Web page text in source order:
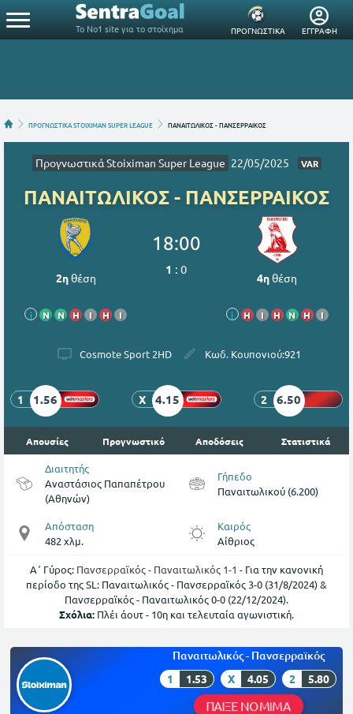
Το Νο1 site για το στοίχημα ΠΡΟΓΝΩΣΤΙΚΑ ΕΓΓΡΑΦΗ
ΠΡΟΓΝΩΣΤΙΚΑ STOIXIMAN SUPER LEAGUE ΠΑΝΑΙΤΩΛΙΚΟΣ - ΠΑΝΣΕΡΡΑΙΚΟΣ
Προγνωστικά Stoiximan Super League 22/05/2025 VAR
ΠΑΝΑΙΤΩΛΙΚΟΣ - ΠΑΝΣΕΡΡΑΙΚΟΣ
2ηθέση
i Ν Ν Η Ι Η Ι
18:00
1 :0
4ηθέση
i Η Ι Η Ν Η Ι
Cosmote Sport 2HD Κωδ. Κουπονιού:921
1 1.56 X 4.15 2 6.50
Απουσίες Προγνωστικό Αποδόσεις Στατιστικά
Διαιτητής
Αναστάσιος Παπαπέτρου
(Αθηνών)
Γήπεδο
Παναιτωλικού (6.200)
Απόσταση
482 χλμ.
Καιρός
Αίθριος
Α΄ Γύρος: Πανσερραϊκός - Παναιτωλικός 1-1 - Για την κανονική
περίοδο της SL: Παναιτωλικός - Πανσερραϊκός 3-0 (31/8/2024) &
Πανσερραϊκός - Παναιτωλικός 0-0 (22/12/2024).
Σχόλια: Πλέι άουτ - 10η και τελευταία αγωνιστική.
Παναιτωλικός - Πανσερραϊκός
1 1.53 X 4.05 2 5.80
ΠΑΙΞΕ ΝΟΜΙΜΑ